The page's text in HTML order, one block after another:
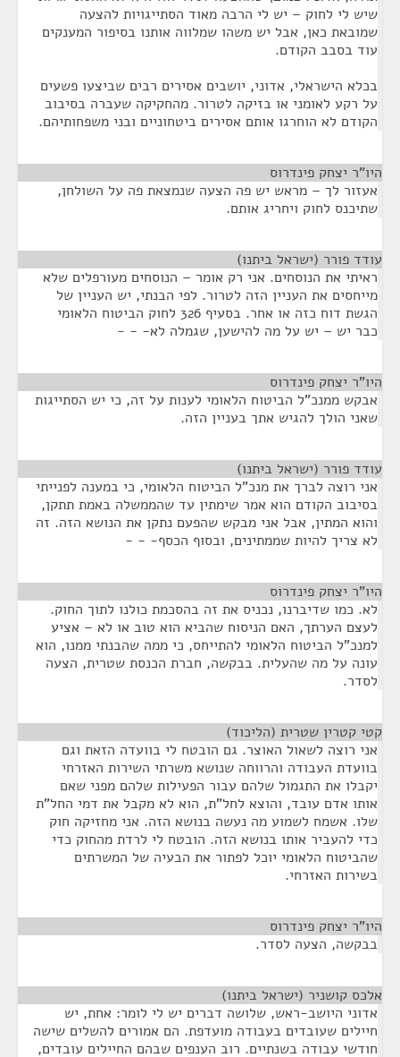
שיש לי לחוק – יש לי הרבה מאוד הסתייגויות להצעה
שמובאת כאן, אבל יש משהו שמלווה אותנו בסיפור המענקים
עוד בסבב הקודם.
בכלא הישראלי, אדוני, יושבים אסירים רבים שביצעו פשעים
על רקע לאומני או בזיקה לטרור. מהחקיקה שעברה בסיבוב
הקודם לא הוחרגו אותם אסירים ביטחוניים ובני משפחותיהם.
היו"ר יצחק פינדרוס
אעזור לך – מראש יש פה הצעה שנמצאת פה על השולחן,
שתיכנס לחוק ויחריג אותם.
עודד פורר (ישראל ביתנו)
ראיתי את הנוסחים. אני רק אומר – הנוסחים מעורפלים שלא
מייחסים את העניין הזה לטרור. לפי הבנתי, יש העניין של
הגשת דוח כזה או אחר. בסעיף 326 לחוק הביטוח הלאומי
כבר יש – יש על מה להישען, שגמלה לא- - -
היו"ר יצחק פינדרוס
אבקש ממנכ"ל הביטוח הלאומי לענות על זה, כי יש הסתייגות
שאני הולך להגיש אתך בעניין הזה.
עודד פורר (ישראל ביתנו)
אני רוצה לברך את מנכ"ל הביטוח הלאומי, כי במענה לפנייתי
בסיבוב הקודם הוא אמר שימתין עד שהממשלה באמת תתקן,
והוא המתין, אבל אני מבקש שהפעם נתקן את הנושא הזה. זה
לא צריך להיות שממתינים, ובסוף הכסף- - -
היו"ר יצחק פינדרוס
לא. כמו שדיברנו, נכניס את זה בהסכמת כולנו לתוך החוק.
לעצם הערתך, האם הניסוח שהביא הוא טוב או לא – אציע
למנכ"ל הביטוח הלאומי להתייחס, כי ממה שהבנתי ממנו, הוא
עונה על מה שהעלית. בבקשה, חברת הכנסת שטרית, הצעה
לסדר.
קטי קטרין שטרית (הליכוד)
אני רוצה לשאול האוצר. גם הובטח לי בוועדה הזאת וגם
בוועדת העבודה והרווחה שנושא משרתי השירות האזרחי
יקבלו את התגמול שלהם עבור הפעילות שלהם מפני שאם
אותו אדם עובד, והוצא לחל"ת, הוא לא מקבל את דמי החל"ת
שלו. אשמח לשמוע מה נעשה בנושא הזה. אני מחזיקה חוק
כדי להעביר אותו בנושא הזה. הובטח לי לרדת מהחוק כדי
שהביטוח הלאומי יוכל לפתור את הבעיה של המשרתים
בשירות האזרחי.
היו"ר יצחק פינדרוס
בבקשה, הצעה לסדר.
אלכס קושניר (ישראל ביתנו)
אדוני היושב-ראש, שלושה דברים יש לי לומר: אחת, יש
חיילים שעובדים בעבודה מועדפת. הם אמורים להשלים שישה
חודשי עבודה בשנתיים. רוב הענפים שבהם החיילים עובדים,